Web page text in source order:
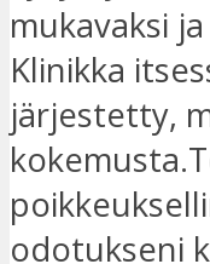
mukavaksi
Klinikka
järjestetty,
odotukseni